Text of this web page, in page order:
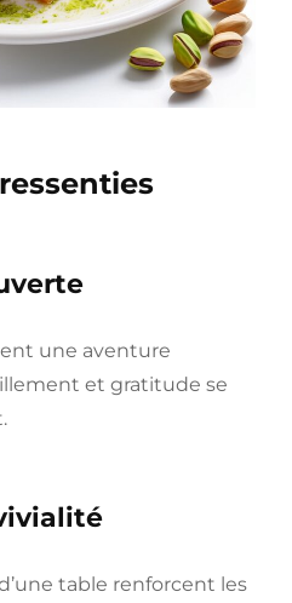
une aventure
et gratitude se
table renforcent les